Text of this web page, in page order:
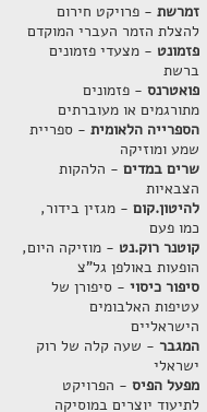
זמרשת- פרויקט חירום
להצלת הזמר העברי המוקדם
פזמונט - מצעדי פזמונים
ברשת
פואטרנס- פזמונים
מתורגמים או מעוברתים
הספרייה הלאומית- ספריית
שמע ומוזיקה
שרים במדים- הלהקות
הצבאיות
להיטון.קום- מגזין בידור,
כמו פעם
קוטנר רוק.נט - מוזיקה היום,
הופעות באולפן גל"צ
סיפור כיסוי- סיפורן של
עטיפות האלבומים
הישראליים
המגבר- שעה קלה של רוק
ישראלי
מפעל הפיס- הפרויקט
לתיעוד יוצרים במוסיקה